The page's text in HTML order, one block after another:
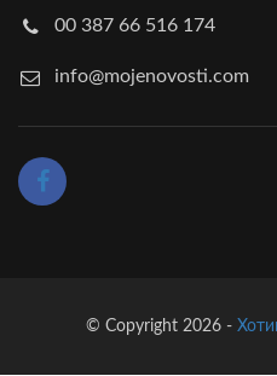
00 387 66 516 174
info@mojenovosti.com
© Copyright 2026 -